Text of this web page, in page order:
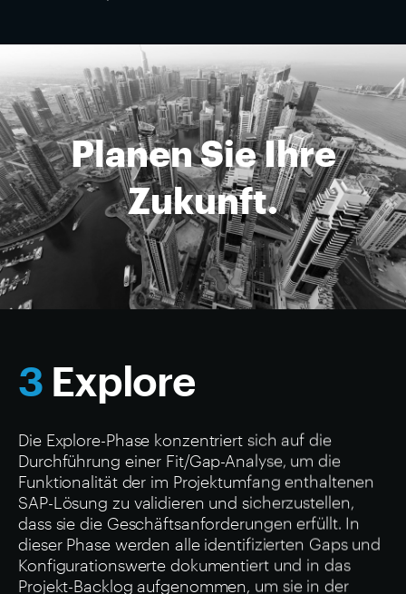
Planen Sie Ihre
Zukunft.
3 Explore
Die Explore-Phase konzentriert sich auf die
Durchführung einer Fit/Gap-Analyse, um die
Funktionalität der im Projektumfang enthaltenen
SAP-Lösung zu validieren und sicherzustellen,
dass sie die Geschäftsanforderungen erfüllt. In
dieser Phase werden alle identifizierten Gaps und
Konfigurationswerte dokumentiert und in das
Projekt-Backlog aufgenommen, um sie in der